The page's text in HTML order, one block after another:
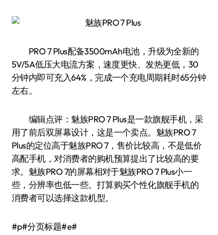
PRO 7 Plus配备3500mAh电池，升级为全新的
5V/5A低压大电流方案，速度更快、发热更低，30
分钟内即可充入64%，完成一个充电周期耗时65分钟
左右。
编辑点评：魅族PRO 7 Plus是一款旗舰手机，采
用了前后双屏幕设计，这是一个卖点。魅族PRO 7
Plus的定位高于魅族PRO 7，售价比较高，不是低价
高配手机，对消费者的购机预算提出了比较高的要
求。魅族PRO 7的屏幕相对于魅族PRO 7 Plus小一
些，分辨率也低一些。打算购买个性化旗舰手机的
消费者可以选择这款机型。
#p#分页标题#e#